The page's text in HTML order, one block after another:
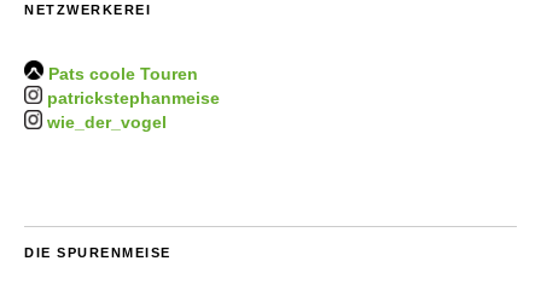
NETZWERKEREI
Pats coole Touren
patrickstephanmeise
wie_der_vogel
DIE SPURENMEISE